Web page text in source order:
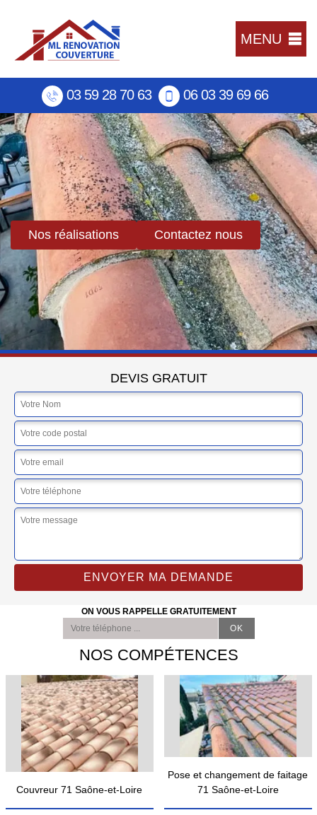
MENU
03 59 28 70 63 06 03 39 69 66
Nos réalisations Contactez nous
DEVIS GRATUIT
ON VOUS RAPPELLE GRATUITEMENT
NOS COMPÉTENCES
Couvreur 71 Saône-et-Loire
Pose et changement de faitage
71 Saône-et-Loire